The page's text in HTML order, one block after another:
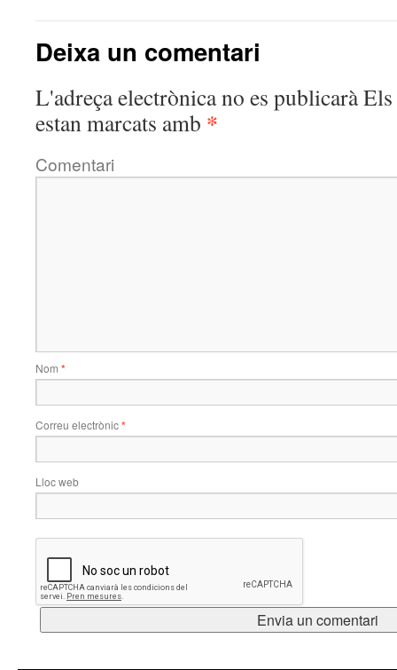
Deixa un comentari
L'adreça electrònica no es publicaràEls
estan marcats amb *
Comentari
Nom *
Correu electrònic*
Lloc web